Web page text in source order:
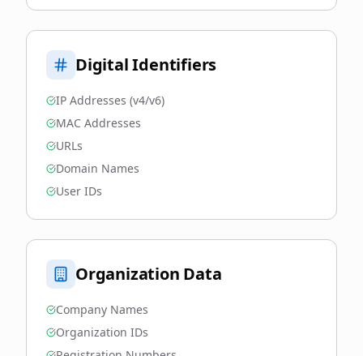
Digital Identifiers
IP Addresses (v4/v6)
MAC Addresses
URLs
Domain Names
User IDs
Organization Data
Company Names
Organization IDs